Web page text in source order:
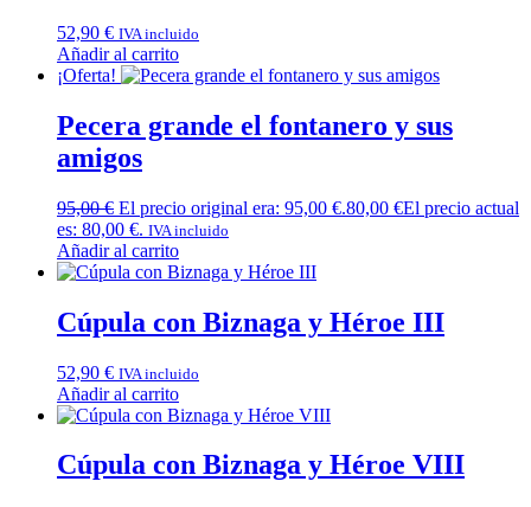
52,90 € IVA incluido
Añadir al carrito
¡Oferta!
Pecera grande el fontanero y sus
amigos
95,00€ El precio original era: 95,00 €.80,00 €El precio actual
es: 80,00 €. IVA incluido
Añadir al carrito
Cúpula con Biznaga y Héroe III
52,90 € IVA incluido
Añadir al carrito
Cúpula con Biznaga y Héroe VIII